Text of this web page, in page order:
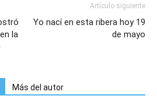
la
Artículo siguiente
Yo nací en esta ribera hoy 19
de mayo
Más del autor